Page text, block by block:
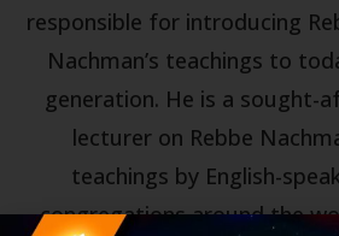
responsible for introducing
Nachman’s teachings to
generation. He is a sought-
lecturer on Rebbe
teachings by English-
congregations around the